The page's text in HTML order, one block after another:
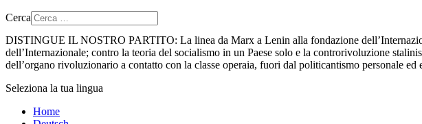
Cerca
DISTINGUE IL NOSTRO PARTITO: La linea da Marx a Lenin alla fondazione
dell’Internazionale; contro la teoria del socialismo in un Paese solo e la controrivoluzione
dell’organo rivoluzionario a contatto con la classe operaia, fuori dal politicantismo personale ed
Seleziona la tua lingua
Home